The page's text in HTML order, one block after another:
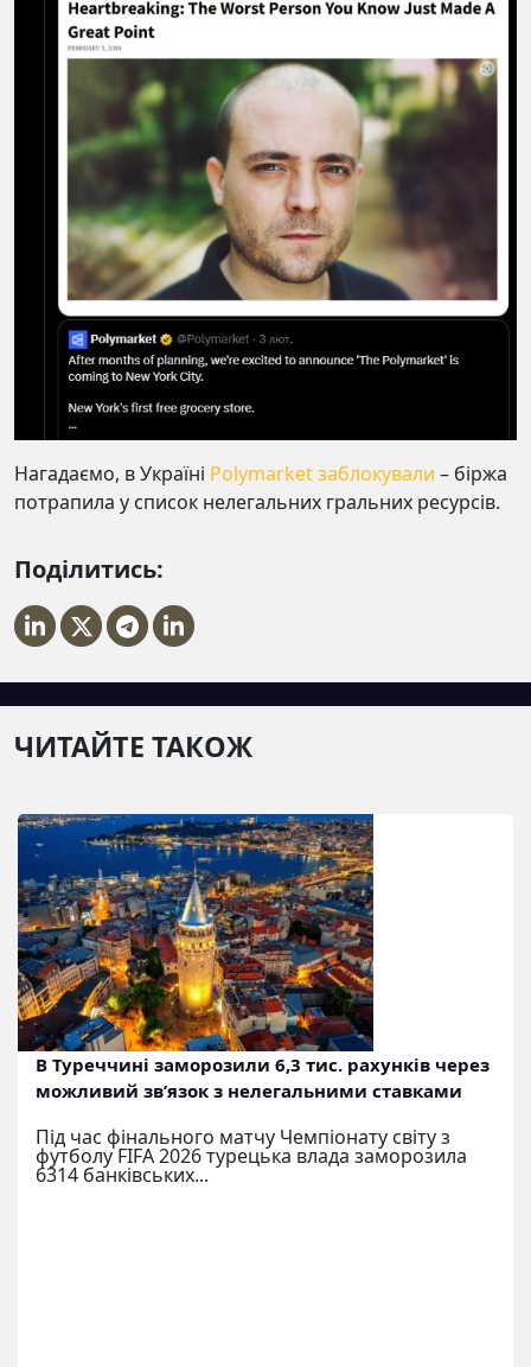
Нагадаємо, в Україні Polymarket заблокували – біржа
потрапила у список нелегальних гральних ресурсів.
Поділитись:
ЧИТАЙТЕ ТАКОЖ
В Туреччині заморозили 6,3 тис. рахунків через
можливий зв’язок з нелегальними ставками
Під час фінального матчу Чемпіонату світу з
футболу FIFA 2026 турецька влада заморозила
6314 банківських...